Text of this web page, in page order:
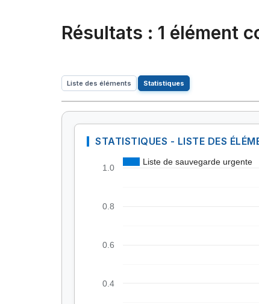
Résultats : 1 élément
Liste des éléments Statistiques
STATISTIQUES - LISTE DES
Liste de sauvegarde urgente
0.4
0.6
0.8
1.0